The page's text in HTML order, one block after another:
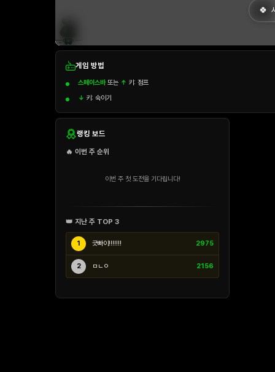
게임 방법
스페이스바또는 ↑ 키: 점프
↓ 키: 숙이기
랭킹 보드
🔥 이번 주 순위
이번 주 첫 도전을 기다립니다!
👑 지난 주 TOP 3
1 긋빠이!!!!!!! 2975
2 ㅁㄴㅇ 2156